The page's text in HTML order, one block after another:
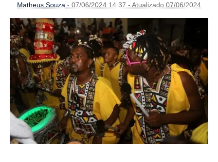
Matheus Souza - 07/06/2024 14:37 - Atualizado 07/06/2024